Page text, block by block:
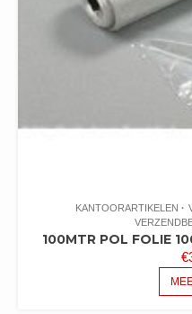
KANTOORARTIKELEN
100MTR POL FOLIE
€